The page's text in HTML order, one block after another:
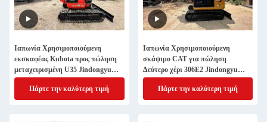
Ιαπωνία Χρησιμοποιούμενη
εκσκαφέας Kubota προς πώληση
μεταχειρισμένη U35 Jindongyu
Μηχανήματα
Πάρτε την καλύτερη τιμή
Ιαπωνία Χρησιμοποιούμενη
σκάψιμο CAT για πώληση
Δεύτερο χέρι 306E2 Jindongyu
Μηχανήματα
Πάρτε την καλύτερη τιμή